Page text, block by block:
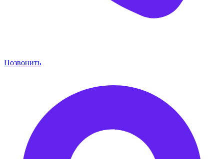
Позвонить